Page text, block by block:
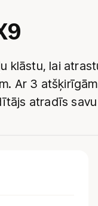
klāstu, lai
Ar 3
atradīs savu